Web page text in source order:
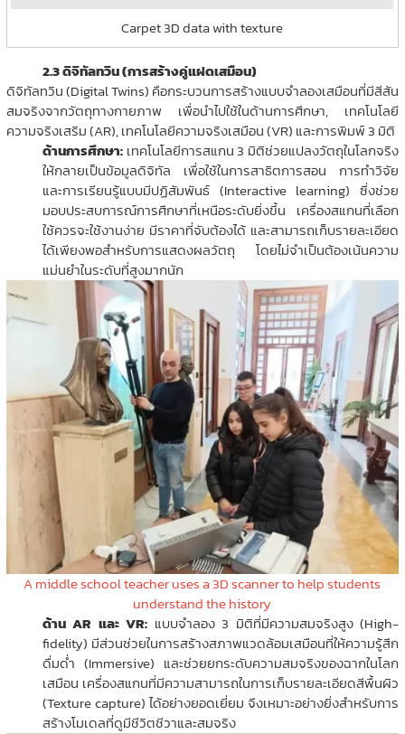
Carpet 3D data with texture
2.3 ดิจิทัลทวิน (การสร้างคู่แฝดเสมือน)
ดิจิทัลทวิน (Digital Twins) คือกระบวนการสร้างแบบจำลองเสมือนที่มีสีสัน
สมจริงจากวัตถุทางกายภาพ เพื่อนำไปใช้ในด้านการศึกษา, เทคโนโลยี
ความจริงเสริม (AR), เทคโนโลยีความจริงเสมือน (VR) และการพิมพ์ 3 มิติ
ด้านการศึกษา:เทคโนโลยีการสแกน 3 มิติช่วยแปลงวัตถุในโลกจริง
ให้กลายเป็นข้อมูลดิจิทัล เพื่อใช้ในการสาธิตการสอน การทำวิจัย
และการเรียนรู้แบบมีปฏิสัมพันธ์ (Interactive learning) ซึ่งช่วย
มอบประสบการณ์การศึกษาที่เหนือระดับยิ่งขึ้น เครื่องสแกนที่เลือก
ใช้ควรจะใช้งานง่าย มีราคาที่จับต้องได้ และสามารถเก็บรายละเอียด
ได้เพียงพอสำหรับการแสดงผลวัตถุ โดยไม่จำเป็นต้องเน้นความ
แม่นยำในระดับที่สูงมากนัก
A middle school teacher uses a 3D scanner to help students
understand the history
ด้าน AR และ VR: แบบจำลอง 3 มิติที่มีความสมจริงสูง (High-
fidelity) มีส่วนช่วยในการสร้างสภาพแวดล้อมเสมือนที่ให้ความรู้สึก
ดื่มด่ำ (Immersive) และช่วยยกระดับความสมจริงของฉากในโลก
เสมือน เครื่องสแกนที่มีความสามารถในการเก็บรายละเอียดสีพื้นผิว
(Texture capture) ได้อย่างยอดเยี่ยม จึงเหมาะอย่างยิ่งสำหรับการ
สร้างโมเดลที่ดูมีชีวิตชีวาและสมจริง